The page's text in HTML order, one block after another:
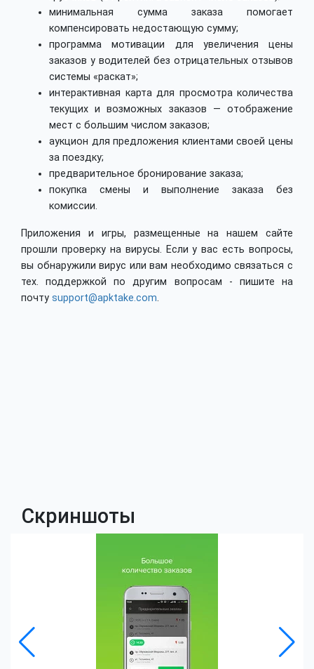
минимальная сумма заказа помогает
компенсировать недостающую сумму;
программа мотивации для увеличения цены
заказов у водителей без отрицательных отзывов
системы «раскат»;
интерактивная карта для просмотра количества
текущих и возможных заказов — отображение
мест с большим числом заказов;
аукцион для предложения клиентами своей цены
за поездку;
предварительное бронирование заказа;
покупка смены и выполнение заказа без
комиссии.
Приложения и игры, размещенные на нашем сайте
прошли проверку на вирусы. Если у вас есть вопросы,
вы обнаружили вирус или вам необходимо связаться с
тех. поддержкой по другим вопросам - пишите на
почту support@apktake.com.
Скриншоты